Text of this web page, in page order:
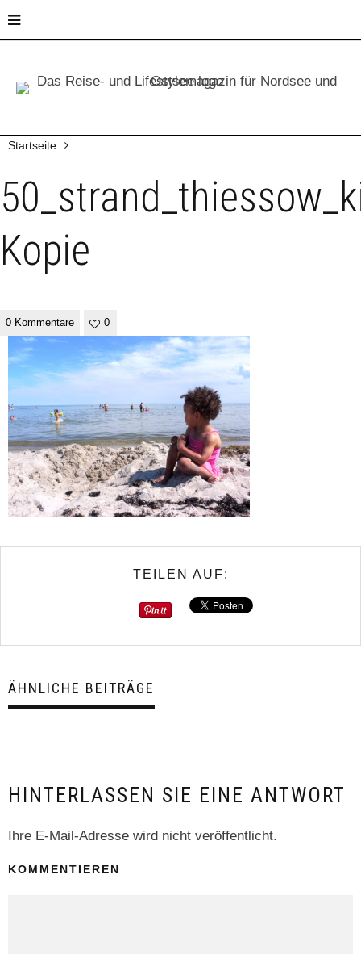
Startseite
Kopie
0 Kommentare 0
TEILEN AUF:
ÄHNLICHE BEITRÄGE
HINTERLASSEN SIE EINE ANTWORT
Ihre E-Mail-Adresse wird nicht veröffentlicht.
KOMMENTIEREN